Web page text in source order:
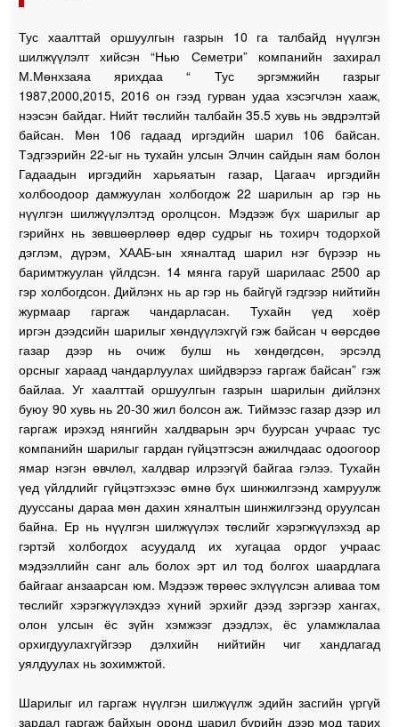
Тус хаалттай оршуулгын газрын 10 га талбайд нүүлгэн
шилжүүлэлт хийсэн “Нью Семетри” компанийн захирал
М.Мөнхзаяа ярихдаа “ Тус эргэмжийн газрыг
1987,2000,2015, 2016 он гээд гурван удаа хэсэгчлэн хааж,
нээсэн байдаг. Нийт төслийн талбайн 35.5 хувь нь эвдрэлтэй
байсан. Мөн 106 гадаад иргэдийн шарил 106 байсан.
Тэдгээрийн 22-ыг нь тухайн улсын Элчин сайдын яам болон
Гадаадын иргэдийн харьяатын газар, Цагаач иргэдийн
холбоодоор дамжуулан холбогдож 22 шарилын ар гэр нь
нүүлгэн шилжүүлэлтэд оролцсон. Мэдээж бүх шарилыг ар
гэрийнх нь зөвшөөрлөөр өдөр судрыг нь тохирч тодорхой
дэглэм, дүрэм, ХААБ-ын хяналтад шарил нэг бүрээр нь
баримтжуулан үйлдсэн. 14 мянга гаруй шарилаас 2500 ар
гэр холбогдсон. Дийлэнх нь ар гэр нь байгүй гэдгээр нийтийн
журмаар гаргаж чандарласан. Тухайн үед хоёр
иргэн дээдсийн шарилыг хөндүүлэхгүй гэж байсан ч өөрсдөө
газар дээр нь очиж булш нь хөндөгдсөн, эрсэлд
орсныг хараад чандарлуулах шийдвэрээ гаргаж байсан” гэж
байлаа. Уг хаалттай оршуулгын газрын шарилын дийлэнх
буюу 90 хувь нь 20-30 жил болсон аж. Тиймээс газар дээр ил
гаргаж ирэхэд нянгийн халдварын эрч буурсан учраас тус
компанийн шарилыг гардан гүйцэтгэсэн ажилчдаас одоогоор
ямар нэгэн өвчлөл, халдвар илрээгүй байгаа гэлээ. Тухайн
үед үйлдлийг гүйцэтгэхээс өмнө бүх шинжилгээнд хамруулж
дууссаны дараа мөн дахин хяналтын шинжилгээнд оруулсан
байна. Ер нь нүүлгэн шилжүүлэх төслийг хэрэгжүүлэхэд ар
гэртэй холбогдох асуудалд их хугацаа ордог учраас
мэдээллийн санг аль болох эрт ил тод болгох шаардлага
байгааг анзаарсан юм. Мэдээж төрөөс эхлүүлсэн аливаа том
төслийг хэрэгжүүлэхдээ хүний эрхийг дээд зэргээр хангах,
олон улсын ёс зүйн хэмжээг дээдлэх, ёс уламжлалаа
орхигдуулахгүйгээр дэлхийн нийтийн чиг хандлагад
уялдуулах нь зохимжтой.
Шарилыг ил гаргаж нүүлгэн шилжүүлж эдийн засгийн үргүй
зардал гаргаж байхын оронд шарил бүрийн дээр мод тарих